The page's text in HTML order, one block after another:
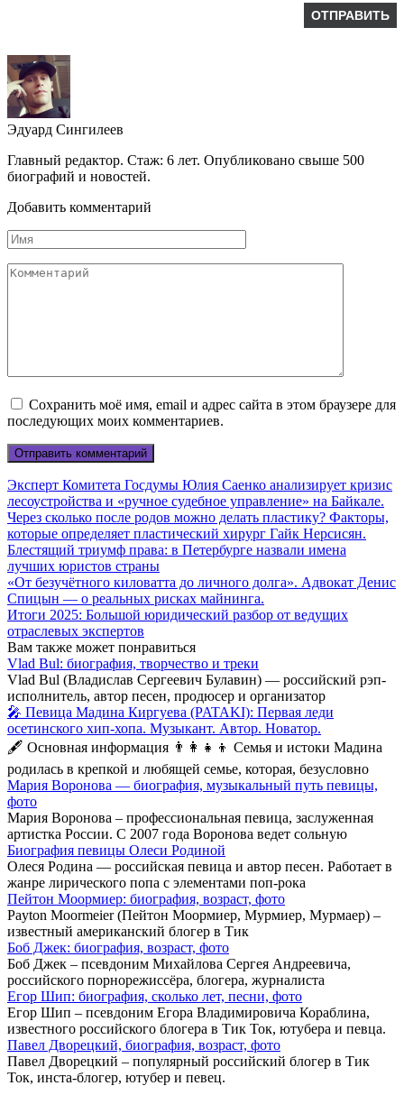
Эдуард Сингилеев
Главный редактор. Стаж: 6 лет. Опубликовано свыше 500
биографий и новостей.
Добавить комментарий
Имя
Комментарий
Сохранить моё имя, email и адрес сайта в этом браузере для
последующих моих комментариев.
Эксперт Комитета Госдумы Юлия Саенко анализирует кризис
лесоустройства и «ручное судебное управление» на Байкале.
Через сколько после родов можно делать пластику? Факторы,
которые определяет пластический хирург Гайк Нерсисян.
Блестящий триумф права: в Петербурге назвали имена
лучших юристов страны
«От безучётного киловатта до личного долга». Адвокат Денис
Спицын — о реальных рисках майнинга.
Итоги 2025: Большой юридический разбор от ведущих
отраслевых экспертов
Вам также может понравиться
Vlad Bul: биография, творчество и треки
Vlad Bul (Владислав Сергеевич Булавин) — российский рэп-
исполнитель, автор песен, продюсер и организатор
🎤 Певица Мадина Киргуева (PATAKI): Первая леди
осетинского хип-хопа. Музыкант. Автор. Новатор.
🖋 Основная информация 👨‍👩‍👧‍👦 Семья и истоки Мадина
родилась в крепкой и любящей семье, которая, безусловно
Мария Воронова — биография, музыкальный путь певицы,
фото
Мария Воронова – профессиональная певица, заслуженная
артистка России. С 2007 года Воронова ведет сольную
Биография певицы Олеси Родиной
Олеся Родина — российская певица и автор песен. Работает в
жанре лирического попа с элементами поп-рока
Пейтон Моормиер: биография, возраст, фото
Payton Moormeier (Пейтон Моормиер, Мурмиер, Мурмаер) –
известный американский блогер в Тик
Боб Джек: биография, возраст, фото
Боб Джек – псевдоним Михайлова Сергея Андреевича,
российского порнорежиссёра, блогера, журналиста
Егор Шип: биография, сколько лет, песни, фото
Егор Шип – псевдоним Егора Владимировича Кораблина,
известного российского блогера в Тик Ток, ютубера и певца.
Павел Дворецкий, биография, возраст, фото
Павел Дворецкий – популярный российский блогер в Тик
Ток, инста-блогер, ютубер и певец.